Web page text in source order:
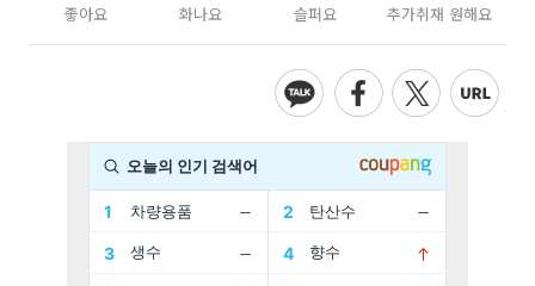
좋아요 화나요 슬퍼요 추가취재 원해요